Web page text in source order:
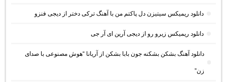
دانلود ریمیکس سیتیزن دل پاکتم من با آهنگ ترکی دختر از دیجی فنزو
دانلود ریمیکس زیرو رو از دیجی آرین ای آر جی
دانلود آهنگ بشکن بشکنه جون بابا بشکن از آریانا “هوش مصنوعی با صدای
زن”